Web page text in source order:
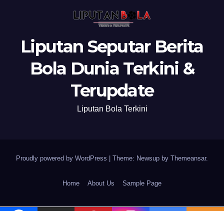
Liputan Seputar Berita
Bola Dunia Terkini &
Terupdate
Liputan Bola Terkini
Proudly powered by WordPress Theme: Newsup by Themeansar.
Home About Us Sample Page